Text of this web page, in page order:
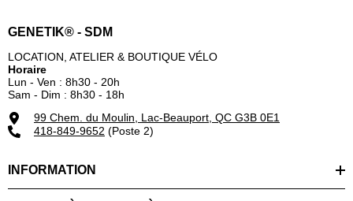
GENETIK® - SDM
LOCATION, ATELIER & BOUTIQUE VÉLO
Horaire
Lun - Ven : 8h30 - 20h
Sam - Dim : 8h30 - 18h
99 Chem. du Moulin, Lac-Beauport, QC G3B 0E1
418-849-9652 (Poste 2)
INFORMATION